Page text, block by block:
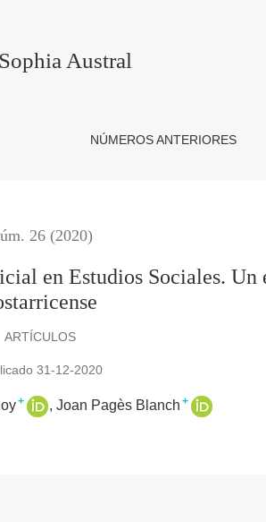
Un estudio de caso en el contexto
Austral
NÚMEROS ANTERIORES
26 (2020)
en Estudios Sociales. Un
ARTÍCULOS
31-12-2020
+ Joan Pagès Blanch +